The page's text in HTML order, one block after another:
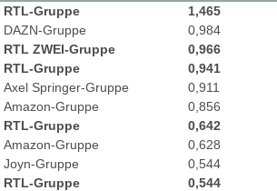
RTL-Gruppe
1,465
DAZN-Gruppe
0,984
RTL ZWEI-Gruppe
0,966
RTL-Gruppe
0,941
Axel Springer-Gruppe
0,911
Amazon-Gruppe
0,856
RTL-Gruppe
0,642
Amazon-Gruppe
0,628
Joyn-Gruppe
0,544
RTL-Gruppe
0,544